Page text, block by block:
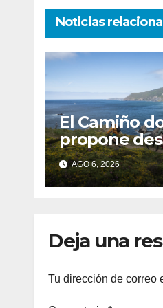
Noticias
El Camiño
propone
Galicia a pie
de más de
kilómetros
AGO 6, 2026
Deja una
Tu dirección de correo